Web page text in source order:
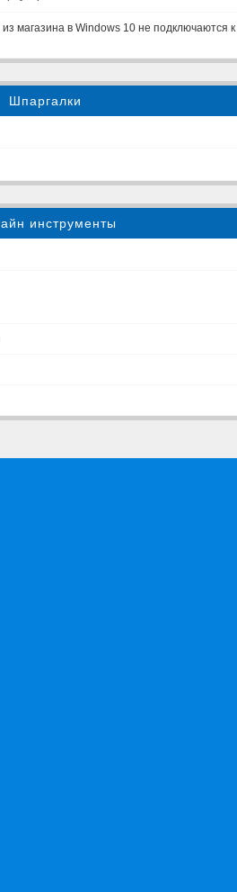
магазина в Windows 10 не подключаются к
Шпаргалки
инструменты